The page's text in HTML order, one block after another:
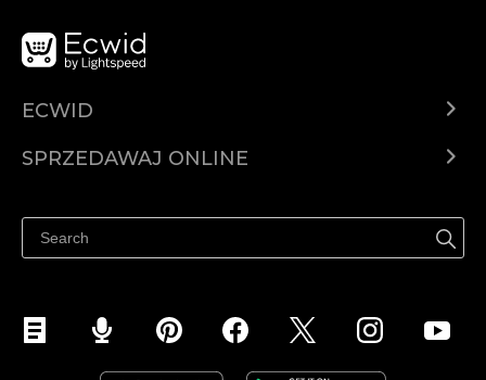
ECWID
Cena
SPRZEDAWAJ ONLINE
Sprzedawaj na Facebooku
Sprzedawaj na Instagramie